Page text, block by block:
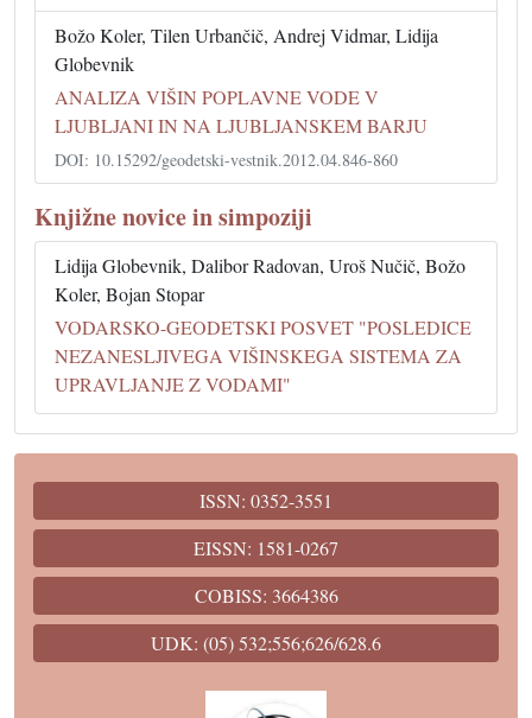
Božo Koler, Tilen Urbančič, Andrej Vidmar, Lidija
Globevnik
ANALIZA VIŠIN POPLAVNE VODE V
LJUBLJANI IN NA LJUBLJANSKEM BARJU
DOI: 10.15292/geodetski-vestnik.2012.04.846-860
Knjižne novice in simpoziji
Lidija Globevnik, Dalibor Radovan, Uroš Nučič, Božo
Koler, Bojan Stopar
VODARSKO-GEODETSKI POSVET "POSLEDICE
NEZANESLJIVEGA VIŠINSKEGA SISTEMA ZA
UPRAVLJANJE Z VODAMI"
ISSN: 0352-3551
EISSN: 1581-0267
COBISS: 3664386
UDK: (05) 532;556;626/628.6